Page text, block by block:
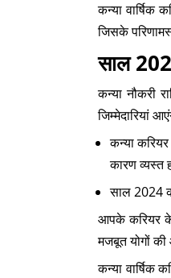
कन्या वार्षिक
जिसके
साल
कन्या नौकरी
जिम्मेदारियां
कन्या
कारण व्यस्त
साल 2024
आपके करियर के
मजबूत योगों
कन्या